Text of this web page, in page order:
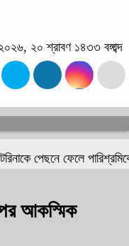
২০ শ্রাবণ ১৪৩৩ বঙ্গাব্দ
পেছনে ফেলে
আকস্মিক